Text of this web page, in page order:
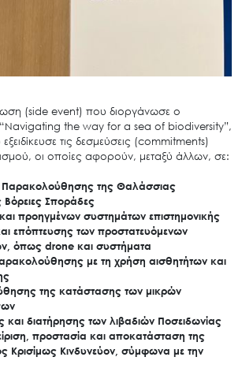
(side event) που διοργάνωσε ο
the way for a sea of biodiversity”,
τις δεσμεύσεις (commitments)
οι οποίες αφορούν, μεταξύ άλλων, σε:
Παρακολούθησης της Θαλάσσιας
Βόρειες Σποράδες
προηγμένων συστημάτων επιστημονικής
επόπτευσης των προστατευόμενων
όπως drone και συστήματα
με τη χρήση αισθητήτων και
της κατάστασης των μικρών
και διατήρησης των λιβαδιών Ποσειδωνίας
προστασία και αποκατάσταση της
Κρισίμως Κινδυνεύον, σύμφωνα με την